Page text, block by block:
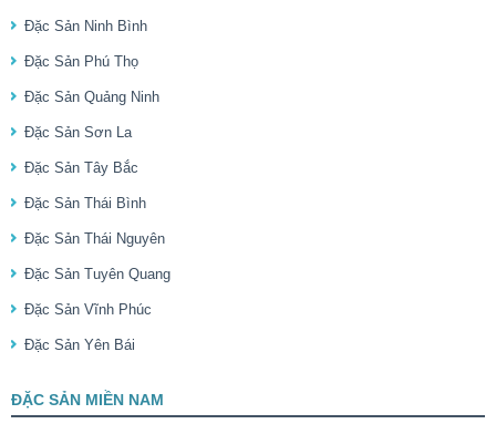
Đặc Sản Ninh Bình
Đặc Sản Phú Thọ
Đặc Sản Quảng Ninh
Đặc Sản Sơn La
Đặc Sản Tây Bắc
Đặc Sản Thái Bình
Đặc Sản Thái Nguyên
Đặc Sản Tuyên Quang
Đặc Sản Vĩnh Phúc
Đặc Sản Yên Bái
ĐẶC SẢN MIỀN NAM